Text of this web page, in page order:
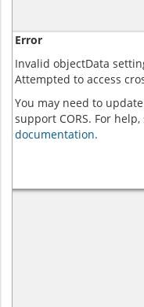
Error
Invalid objectData
Attempted to access
You may need to
support CORS. For help,
documentation.